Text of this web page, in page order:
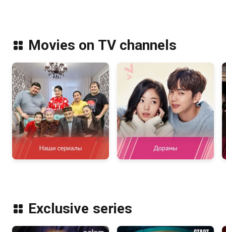
Movies on TV channels
Exclusive series